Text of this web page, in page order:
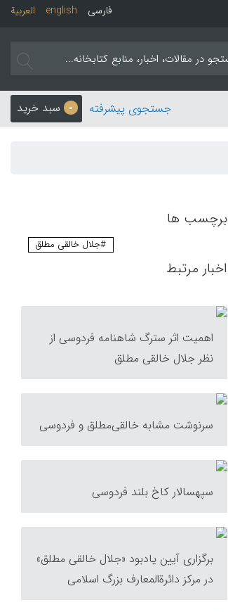
العربیة english فارسی
0 سبد خرید جستجوی پیشرفته
برچسب ها
#جلال خالقی مطلق
اخبار مرتبط
اهمیت اثر سترگ شاهنامه فردوسی از
نظر جلال خالقی مطلق
سرنوشت مشابه خالقی‌مطلق و فردوسی
سپهسالار کاخ بلند فردوسی
برگزاری آیین یادبود «جلال خالقی مطلق»
در مرکز دائرة‌المعارف بزرگ اسلامی